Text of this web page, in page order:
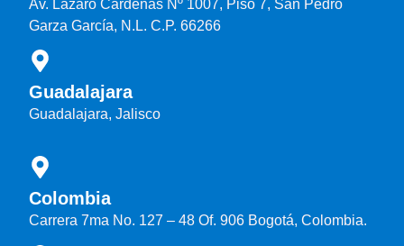
Av. Lázaro Cárdenas Nº 1007, Piso 7, San Pedro
Garza García, N.L. C.P. 66266
Guadalajara
Guadalajara, Jalisco
Colombia
Carrera 7ma No. 127 – 48 Of. 906 Bogotá, Colombia.